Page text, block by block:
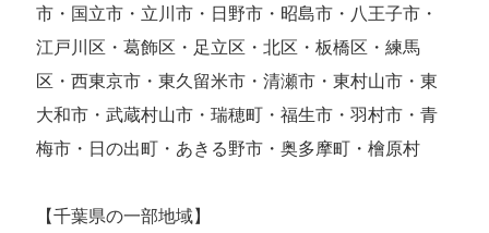
市・国立市・立川市・日野市・昭島市・八王子市・
江戸川区・葛飾区・足立区・北区・板橋区・練馬
区・西東京市・東久留米市・清瀬市・東村山市・東
大和市・武蔵村山市・瑞穂町・福生市・羽村市・青
梅市・日の出町・あきる野市・奥多摩町・檜原村
【千葉県の一部地域】